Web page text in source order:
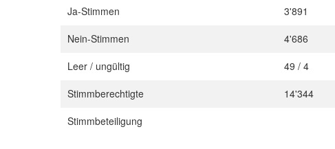
Ja-Stimmen 3'891
Nein-Stimmen
4'686
Leer / ungültig
49 / 4
Stimmberechtigte
14'344
Stimmbeteiligung